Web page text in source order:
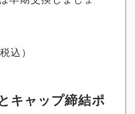
込）
キャップ締結ポ